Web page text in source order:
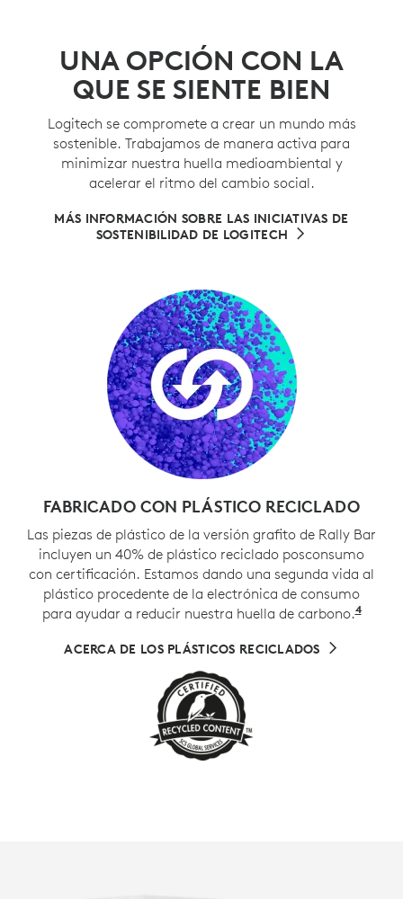
UNA OPCIÓN CON LA
QUE SE SIENTE BIEN
Logitech se compromete a crear un mundo más
sostenible. Trabajamos de manera activa para
minimizar nuestra huella medioambiental y
acelerar el ritmo del cambio social.
MÁS INFORMACIÓN SOBRE LAS INICIATIVAS DE
SOSTENIBILIDAD DE LOGITECH
FABRICADO CON PLÁSTICO RECICLADO
Las piezas de plástico de la versión grafito de Rally Bar
incluyen un 40% de plástico reciclado posconsumo
con certificación. Estamos dando una segunda vida al
plástico procedente de la electrónica de consumo
para ayudar a reducir nuestra huella de carbono.4
ACERCA DE LOS PLÁSTICOS RECICLADOS